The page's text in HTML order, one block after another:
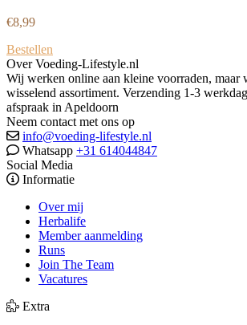
€8,99
Bestellen
Over Voeding-Lifestyle.nl
Wij werken online aan kleine voorraden, maar
wisselend assortiment. Verzending 1-3
afspraak in Apeldoorn
Neem contact met ons op
info@voeding-lifestyle.nl
Whatsapp +31 614044847
Social Media
Informatie
Over mij
Herbalife
Member aanmelding
Runs
Join The Team
Vacatures
Extra